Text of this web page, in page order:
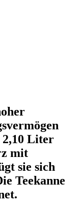
2,10 Liter
mit
sie sich
Teekanne